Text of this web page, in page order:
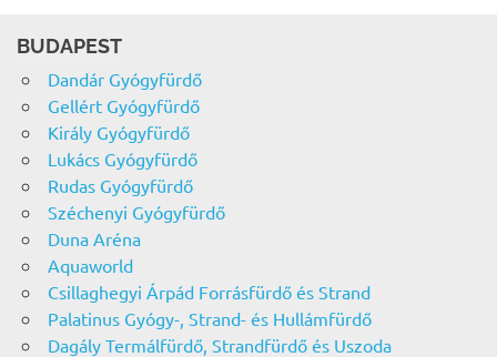
BUDAPEST
Dandár Gyógyfürdő
Gellért Gyógyfürdő
Király Gyógyfürdő
Lukács Gyógyfürdő
Rudas Gyógyfürdő
Széchenyi Gyógyfürdő
Duna Aréna
Aquaworld
Csillaghegyi Árpád Forrásfürdő és Strand
Palatinus Gyógy-, Strand- és Hullámfürdő
Dagály Termálfürdő, Strandfürdő és Uszoda